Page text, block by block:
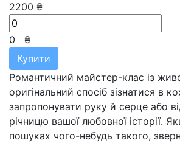
2200 ₴
0
₴
Купити
Романтичний майстер-клас із
оригінальний спосіб зізнатися в
запропонувати руку й серце або
річницю вашої любовної історії.
пошуках чого-небудь такого,